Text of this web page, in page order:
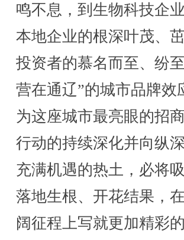
鸣不息，到生物科技企
本地企业的根深叶茂、
投资者的慕名而至、纷
营在通辽”的城市品牌效
为这座城市最亮眼的招
行动的持续深化并向纵
充满机遇的热土，必将
落地生根、开花结果，
阔征程上写就更加精彩